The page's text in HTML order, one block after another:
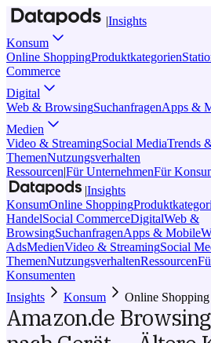
|Insights
Konsum
Online ShoppingProduktkategorien
Commerce
Digital
Web & BrowsingSuchanfragenApps &
Medien
Video & StreamingSocial MediaTrends
ThemenNutzungsverhalten
Ressourcen|Für UnternehmenFür
|Insights
KonsumOnline Shopping
HandelSocial CommerceDigitalWeb &
BrowsingSuchanfragenApps & Mobile
AdsMedienVideo & StreamingSocial
ThemenNutzungsverhaltenRessourcen
Konsumenten
Insights
Konsum Online Shopping
Amazon.de